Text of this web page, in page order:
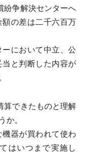
争解決センターへ
の差は二千六百万
において中立、公
と判断した内容が
できたものと理解
か。
器が買われて使わ
はいつまで実施し